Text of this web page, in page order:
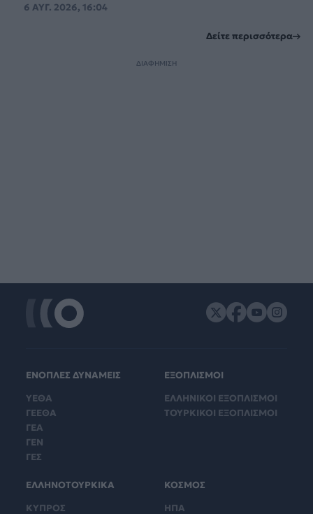
6 ΑΥΓ. 2026, 16:04
Δείτε περισσότερα
ΔΙΑΦΗΜΙΣΗ
ΕΝΟΠΛΕΣ ΔΥΝΑΜΕΙΣ
ΥΕΘΑ
ΓΕΕΘΑ
ΓΕΑ
ΓΕΝ
ΓΕΣ
ΕΞΟΠΛΙΣΜΟΙ
ΕΛΛΗΝΙΚΟΙ ΕΞΟΠΛΙΣΜΟΙ
ΤΟΥΡΚΙΚΟΙ ΕΞΟΠΛΙΣΜΟΙ
ΕΛΛΗΝΟΤΟΥΡΚΙΚΑ
ΚΥΠΡΟΣ
ΚΟΣΜΟΣ
ΗΠΑ